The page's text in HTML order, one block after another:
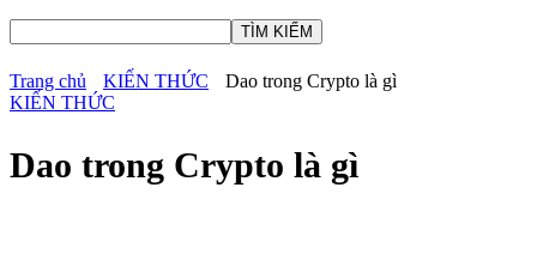
Trang chủ KIẾN THỨC
Dao trong Crypto là gì
KIẾN THỨC
Dao trong Crypto là gì